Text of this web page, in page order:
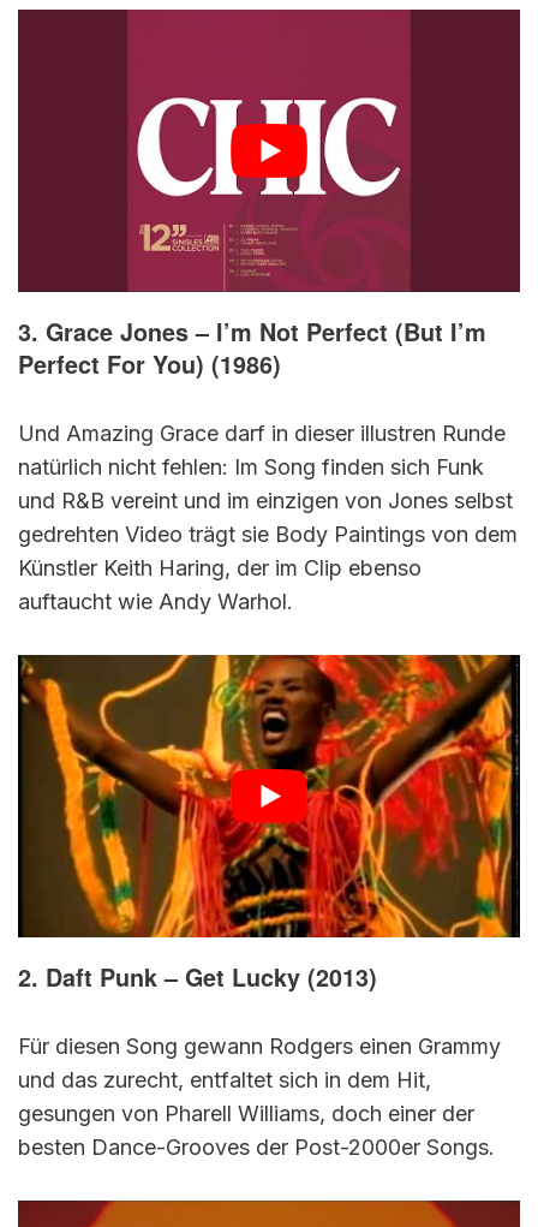
3. Grace Jones – I’m Not Perfect (But I’m
Perfect For You) (1986)
Und Amazing Grace darf in dieser illustren Runde
natürlich nicht fehlen: Im Song finden sich Funk
und R&B vereint und im einzigen von Jones selbst
gedrehten Video trägt sie Body Paintings von dem
Künstler Keith Haring, der im Clip ebenso
auftaucht wie Andy Warhol.
2. Daft Punk – Get Lucky (2013)
Für diesen Song gewann Rodgers einen Grammy
und das zurecht, entfaltet sich in dem Hit,
gesungen von Pharell Williams, doch einer der
besten Dance-Grooves der Post-2000er Songs.